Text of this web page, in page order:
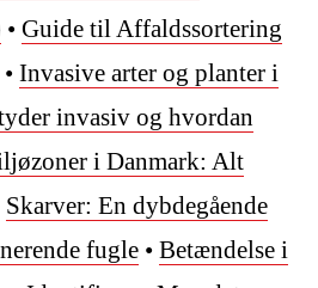
• Guide til Affaldssortering
• Invasive arter og planter i
invasiv og hvordan
i Danmark: Alt
Skarver: En dybdegående
fugle • Betændelse i